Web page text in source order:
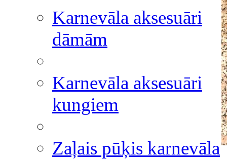
Karnevāla aksesuāri
dāmām
Karnevāla aksesuāri
kungiem
Zaļais pūķis karnevāla